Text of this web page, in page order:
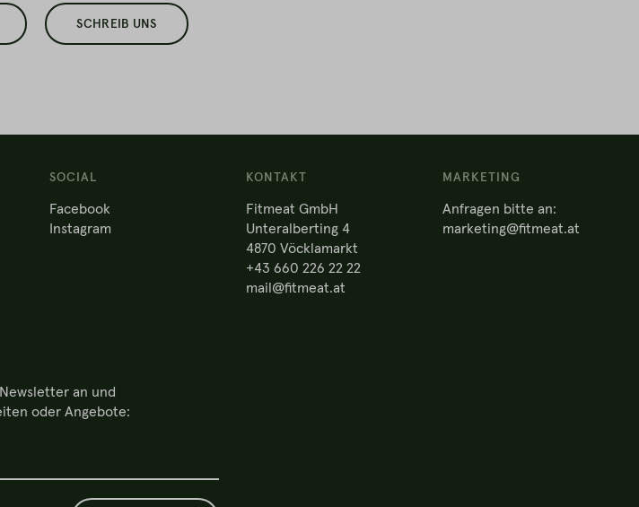
SCHREIB UNS
SOCIAL
Facebook
Instagram
KONTAKT
Fitmeat GmbH
Unteralberting 4
4870 Vöcklamarkt
+43 660 226 22 22
mail@fitmeat.at
MARKETING
Anfragen bitte an:
marketing@fitmeat.at
an und
oder Angebote: